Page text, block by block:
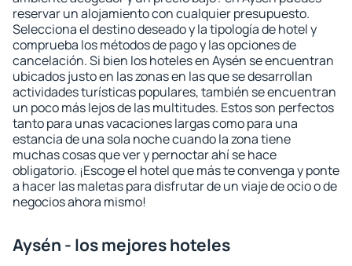
reservar un alojamiento con cualquier presupuesto.
Selecciona el destino deseado y la tipología de hotel y
comprueba los métodos de pago y las opciones de
cancelación. Si bien los hoteles en Aysén se encuentran
ubicados justo en las zonas en las que se desarrollan
actividades turísticas populares, también se encuentran
un poco más lejos de las multitudes. Estos son perfectos
tanto para unas vacaciones largas como para una
estancia de una sola noche cuando la zona tiene
muchas cosas que ver y pernoctar ahí se hace
obligatorio. ¡Escoge el hotel que más te convenga y ponte
a hacer las maletas para disfrutar de un viaje de ocio o de
negocios ahora mismo!
Aysén - los mejores hoteles